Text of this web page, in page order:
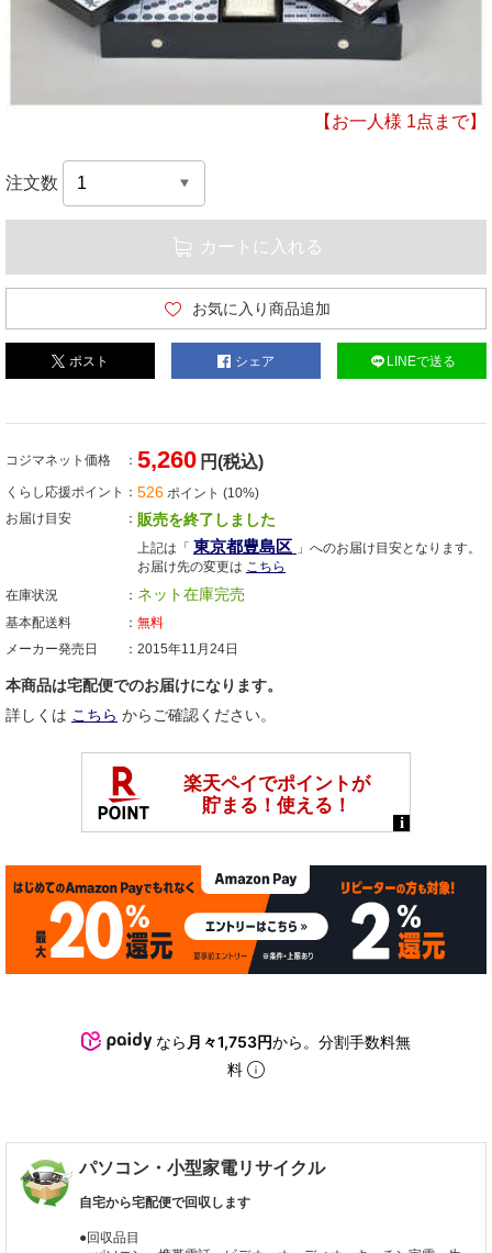
【お一人様 1点まで】
注文数
カートに入れる
お気に入り商品追加
ポスト シェア LINEで送る
コジマネット価格 5,260 円(税込)
くらし応援ポイント 526 ポイント (10%)
お届け目安
販売を終了しました
上記は「 東京都豊島区 」へのお届け目安となります。
お届け先の変更は こちら
在庫状況
ネット在庫完売
基本配送料
無料
メーカー発売日
2015年11月24日
本商品は宅配便でのお届けになります。
詳しくは こちら からご確認ください。
なら 月々1,753円から。分割手数料無
料
パソコン・小型家電リサイクル
自宅から宅配便で回収します
●回収品目